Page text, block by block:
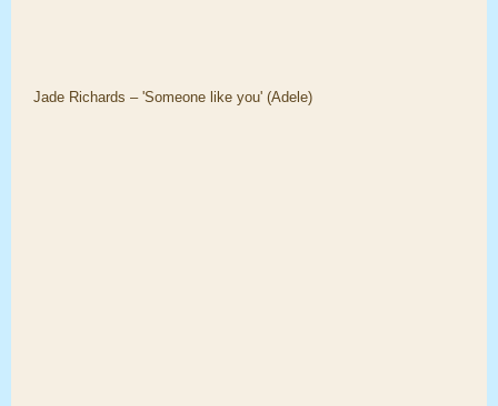
Jade Richards – 'Someone like you' (Adele)